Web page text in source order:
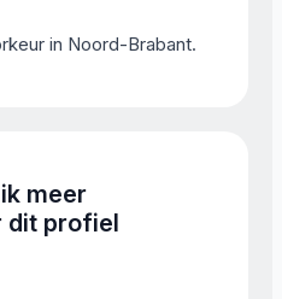
in Noord-Brabant.
meer
dit profiel